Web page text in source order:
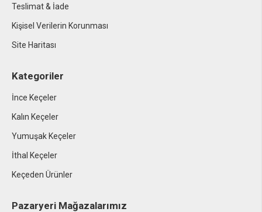
Teslimat & İade
Kişisel Verilerin Korunması
Site Haritası
Kategoriler
İnce Keçeler
Kalın Keçeler
Yumuşak Keçeler
İthal Keçeler
Keçeden Ürünler
Pazaryeri Mağazalarımız